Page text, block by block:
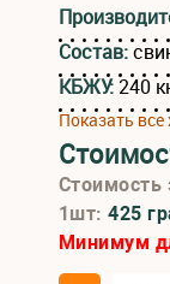
Состав:
КБЖУ:240
Показать все
Стоимость
1шт:425
Минимум